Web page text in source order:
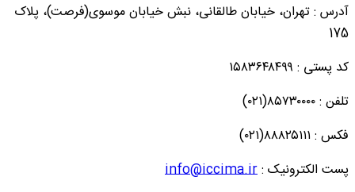
آدرس : تهران، خیابان طالقانی، نبش خیابان موسوی(فرصت)، پلاک
175
کد پستی : ۱۵۸۳۶۴۸۴۹۹
تلفن : ۸۵۷۳۰۰۰۰(۰۲۱)
فکس : ۸۸۸۲۵۱۱۱(۰۲۱)
پست الکترونیک :info@iccima.ir